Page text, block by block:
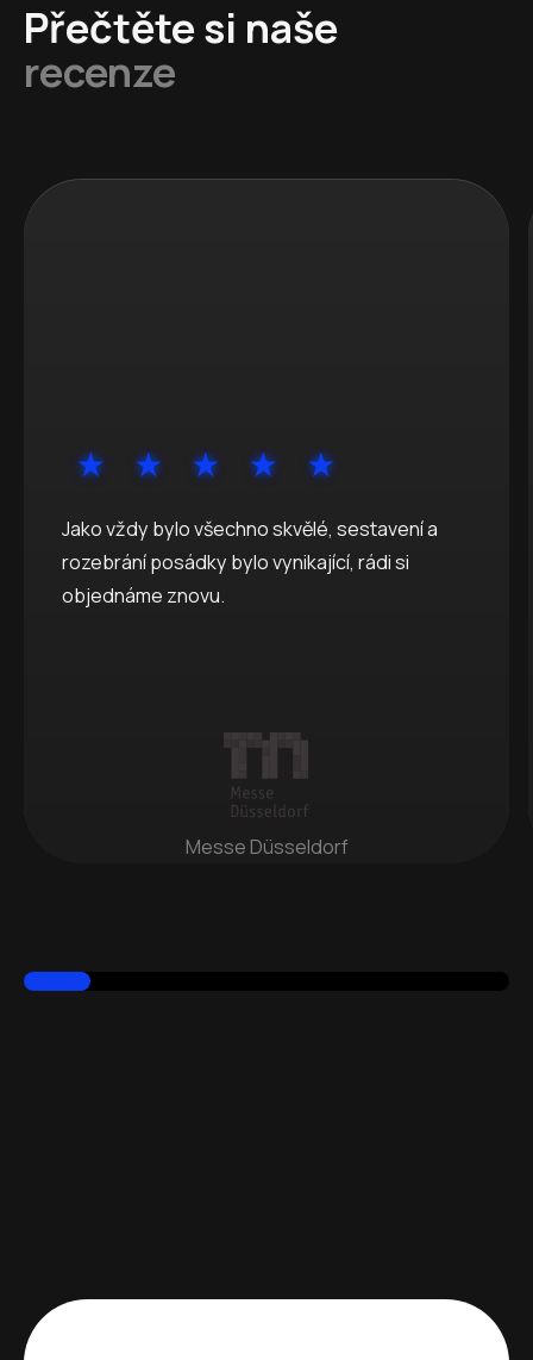
Přečtěte si naše
recenze
Messe Düsseldorf
Jako vždy bylo všechno skvělé, sestavení a
rozebrání posádky bylo vynikající, rádi si
objednáme znovu.